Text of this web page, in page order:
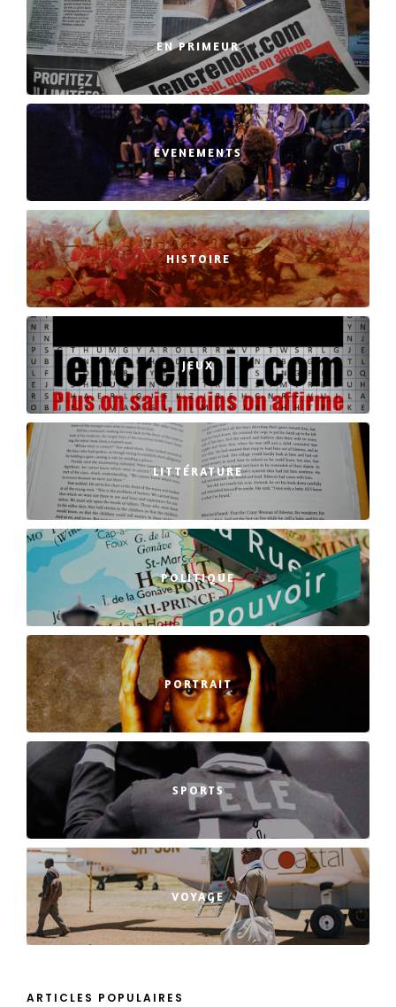
EN PRIMEUR
EVENEMENTS
HISTOIRE
JEUX
LITTÉRATURE
POLITIQUE
PORTRAIT
SPORTS
VOYAGE
ARTICLES POPULAIRES